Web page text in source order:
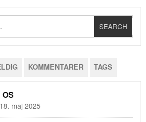
KOMMENTARER TAGS
maj 2025